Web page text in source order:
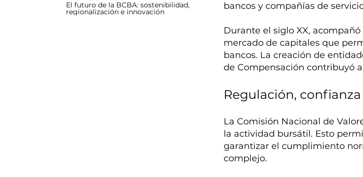
bancos y compañías de
Durante el siglo XX,
mercado de capitales que
bancos. La creación de
de Compensación contribuyó
Regulación,
La Comisión Nacional de
la actividad bursátil. Esto
garantizar el cumplimiento
complejo.
El futuro de la BCBA: sostenibilidad,
regionalización e innovación